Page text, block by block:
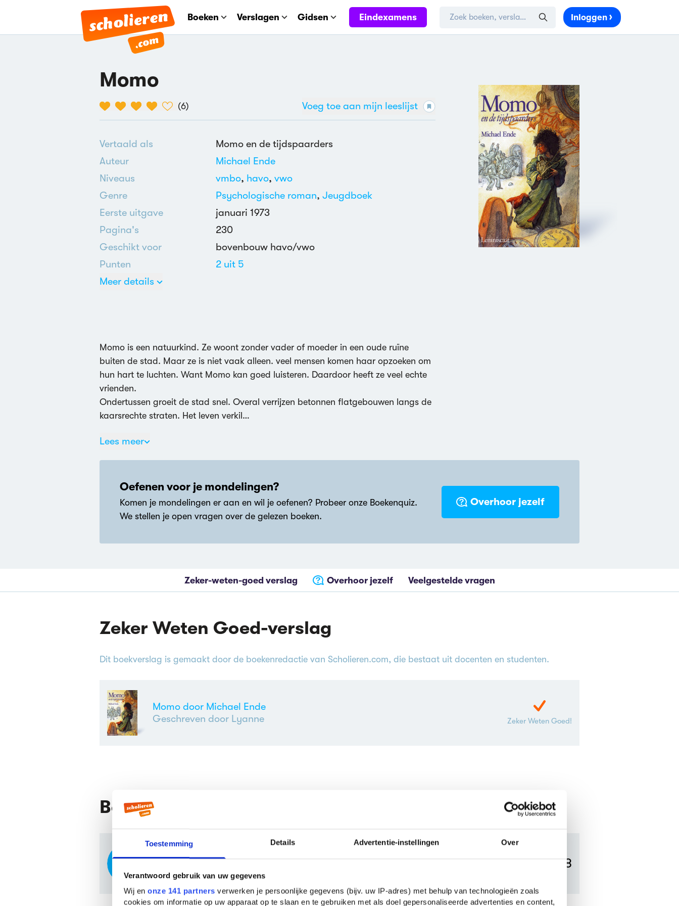
Toestemming Details Advertentie-instellingen Over
Verantwoord gebruik van uw gegevens
Wij en onze 141 partners verwerken je persoonlijke gegevens (bijv. uw IP-adres) met behulp van technologieën zoals
cookies om informatie op uw apparaat op te slaan en te gebruiken met als doel gepersonaliseerde advertenties en content,
Boeken Verslagen Gidsen Eindexamens Inloggen
Momo
(6) Voeg toe aan mijn leeslijst
Vertaald als
Momo en de tijdspaarders
Auteur
Michael Ende
Niveaus
vmbo, havo, vwo
Genre
Psychologische roman, Jeugdboek
Eerste uitgave
januari 1973
Pagina's
230
Geschikt voor
bovenbouw havo/vwo
Punten
2 uit 5
Meer details
Momo is een natuurkind. Ze woont zonder vader of moeder in een oude ruïne
buiten de stad. Maar ze is niet vaak alleen. veel mensen komen haar opzoeken om
hun hart te luchten. Want Momo kan goed luisteren. Daardoor heeft ze veel echte
vrienden.
Ondertussen groeit de stad snel. Overal verrijzen betonnen flatgebouwen langs de
kaarsrechte straten. Het leven verkil…
Lees meer
Oefenen voor je mondelingen?
Komen je mondelingen er aan en wil je oefenen? Probeer onze Boekenquiz.
We stellen je open vragen over de gelezen boeken.
Overhoor jezelf
Zeker-weten-goed verslag Overhoor jezelf Veelgestelde vragen
Zeker Weten Goed-verslag
Dit boekverslag is gemaakt door de boekenredactie van Scholieren.com, die bestaat uit docenten en studenten.
Momo door Michael Ende
Geschreven door Lyanne
Zeker Weten Goed!
Boekverslagen
Momo door Michael Ende
7.8